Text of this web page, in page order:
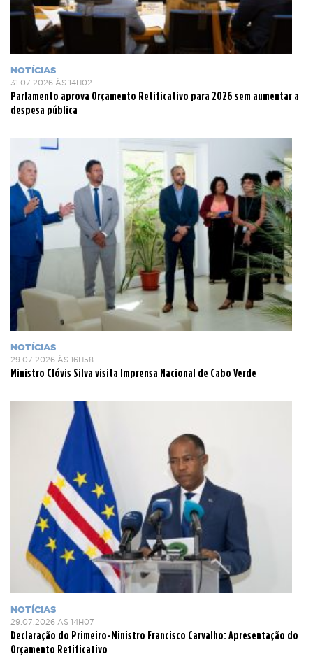
NOTÍCIAS
31.07.2026 ÀS 14H02
Parlamento aprova Orçamento Retificativo para 2026 sem aumentar a
despesa pública
NOTÍCIAS
29.07.2026 ÀS 16H58
Ministro Clóvis Silva visita Imprensa Nacional de Cabo Verde
NOTÍCIAS
29.07.2026 ÀS 14H07
Declaração do Primeiro-Ministro Francisco Carvalho: Apresentação do
Orçamento Retificativo